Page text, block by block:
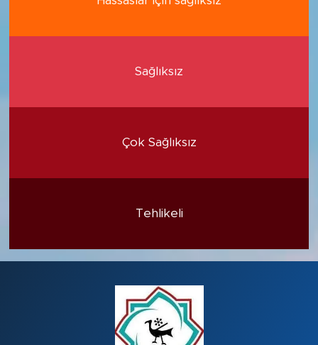
Sağlıksız
Çok Sağlıksız
Tehlikeli